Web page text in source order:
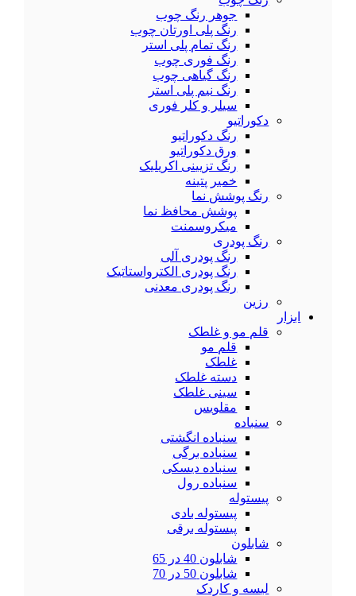
جوهر رنگ چوب
رنگ پلی اورتان چوب
رنگ تمام پلی استر
رنگ فوری چوب
رنگ گیاهی چوب
رنگ نیم پلی استر
سیلر و کلر فوری
دکوراتیو
رنگ دکوراتیو
ورق دکوراتیو
رنگ تزیینی اکریلیک
خمیر پتینه
رنگ پوشش نما
پوشش محافظ نما
میکروسمنت
رنگ پودری
رنگ پودری آلی
رنگ پودری الکترواستاتیک
رنگ پودری معدنی
رزین
ابزار
قلم مو و غلطک
قلم مو
غلطک
دسته غلطک
سینی غلطک
مقلویس
سنباده
سنباده انگشتی
سنباده برگی
سنباده دیسکی
سنباده رول
پیستوله
پیستوله بادی
پیستوله برقی
شابلون
شابلون 40 در 65
شابلون 50 در 70
لیسه و کاردک